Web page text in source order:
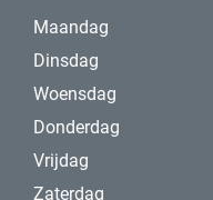
Maandag
Dinsdag
Woensdag
Donderdag
Vrijdag
Zaterdag